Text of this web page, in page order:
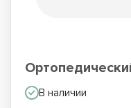
В наличии